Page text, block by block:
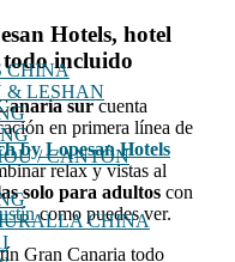
CHINA
& LESHAN
/ CANTÓN
CHINA
Hotels, hotel
incluido
surcuenta
en primera línea de
by Lopesan Hotels
relax y vistas al
solo para adultos con
como puedes ver.